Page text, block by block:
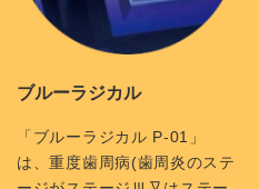
ブルーラジカル
「ブルーラジカル P-01」
は、重度歯周病(歯周炎のステ